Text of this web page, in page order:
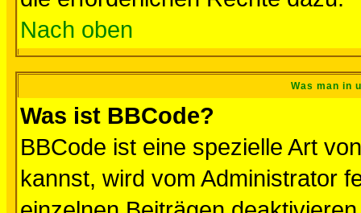
Nach oben
Was man in
Was ist BBCode?
BBCode ist eine spezielle Art
kannst, wird vom Administrator